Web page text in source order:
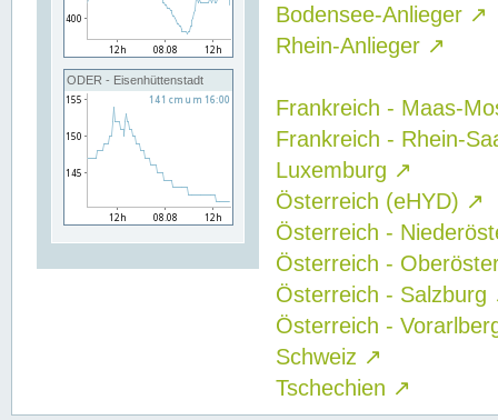
ODER - Eisenhüttenstadt
Bodensee-Anlieger ↗
Rhein-Anlieger ↗
Frankreich - Maas-
Frankreich - Rhein-
Luxemburg ↗
Österreich (eHYD) ↗
Österreich -
Österreich -
Österreich - Salzburg
Österreich -
Schweiz ↗
Tschechien ↗